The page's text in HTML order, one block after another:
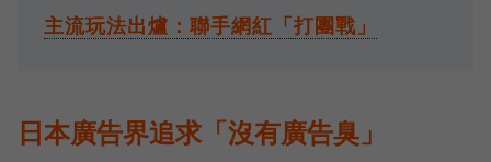
主流玩法出爐：聯手網紅「打團戰」
日本廣告界追求「沒有廣告臭」